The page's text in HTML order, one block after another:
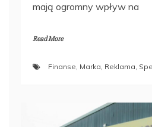
mają ogromny wpływ na
Read More
Finanse, Marka, Reklama,